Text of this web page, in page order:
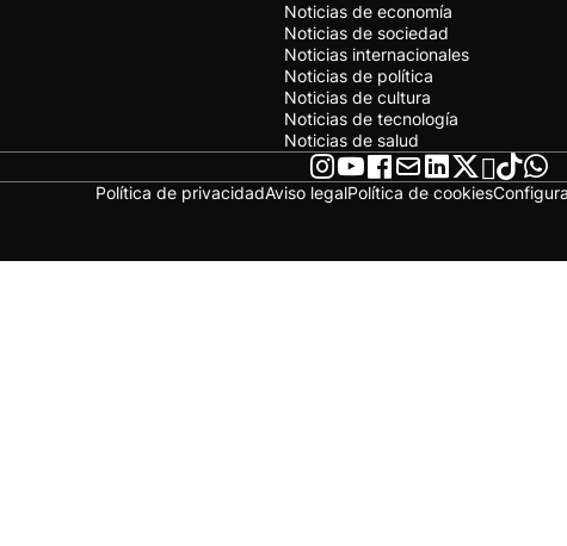
Noticias de economía
Noticias de sociedad
Noticias internacionales
Noticias de política
Noticias de cultura
Noticias de tecnología
Noticias de salud
Política de privacidadAviso legalPolítica de cookies